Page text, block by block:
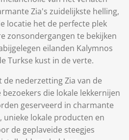
Zia's zuidelijkste helling,
locatie het de perfecte plek
zonsondergangen te bekijken
eilanden Kalymnos
Turkse kust in de verte.
nederzetting Zia van de
die lokale lekkernijen
geserveerd in charmante
lokale producten en
de geplaveide steegjes